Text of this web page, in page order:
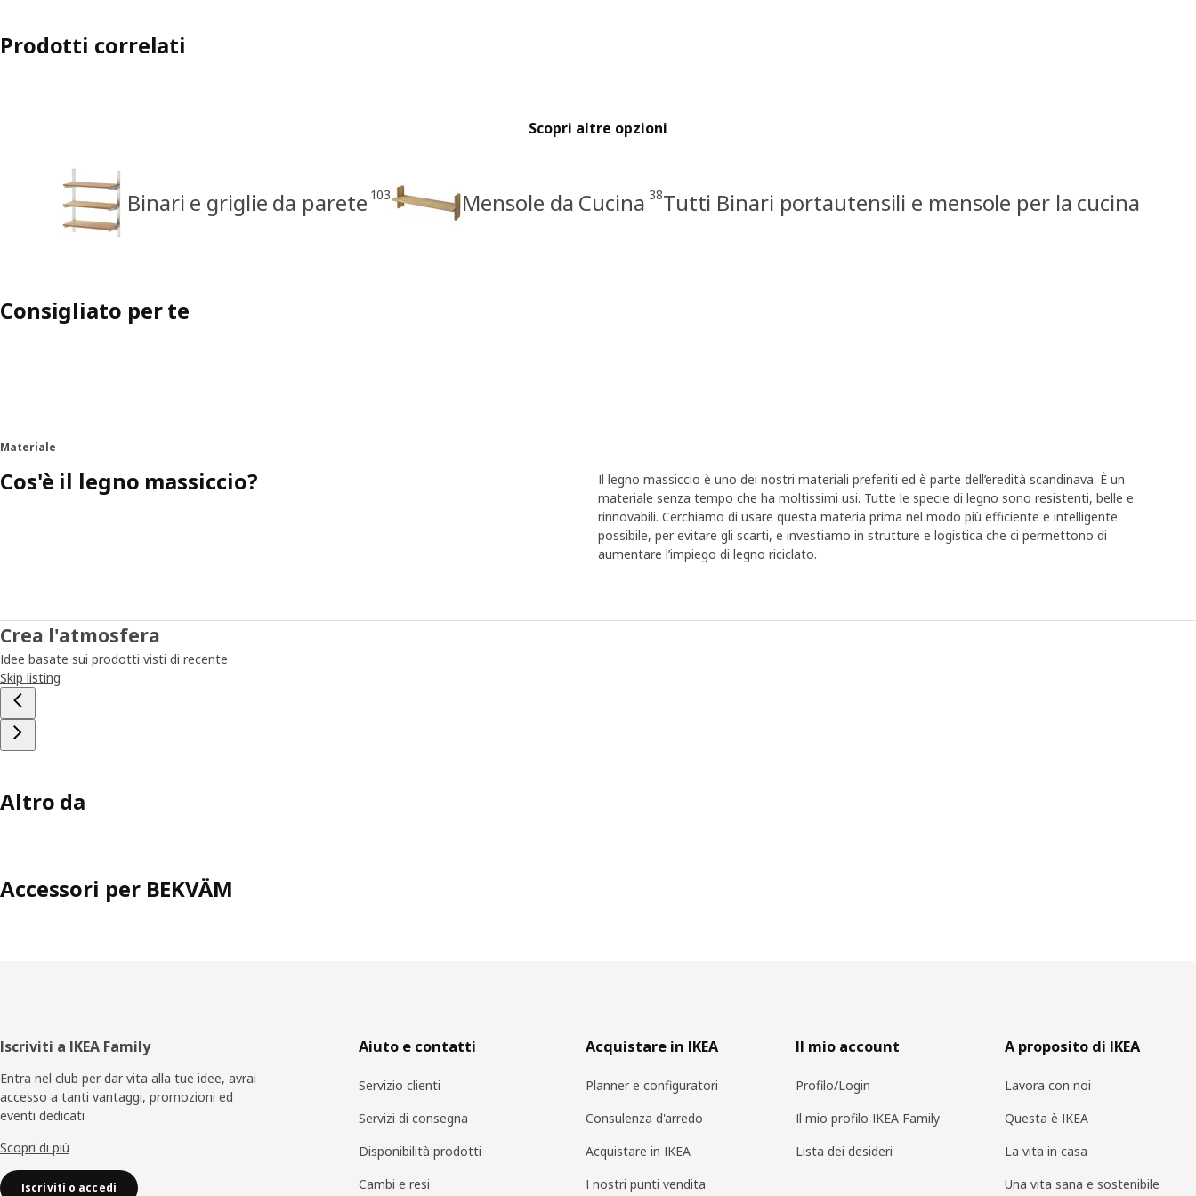
Prodotti correlati
Scopri altre opzioni
Binari e griglie da parete 103 Mensole da Cucina 38Tutti Binari portautensili e mensole per la cucina
Consigliato per te
Materiale
Cos'è il legno massiccio?
Il legno massiccio è uno dei nostri materiali preferiti ed è parte dell’eredità scandinava. È un
materiale senza tempo che ha moltissimi usi. Tutte le specie di legno sono resistenti, belle e
rinnovabili. Cerchiamo di usare questa materia prima nel modo più efficiente e intelligente
possibile, per evitare gli scarti, e investiamo in strutture e logistica che ci permettono di
aumentare l’impiego di legno riciclato.
Crea l'atmosfera
Idee basate sui prodotti visti di recente
Skip listing
Altro da
Accessori per BEKVÄM
Piè
di
pagina
Iscriviti a IKEA Family
Entra nel club per dar vita alla tue idee, avrai
accesso a tanti vantaggi, promozioni ed
eventi dedicati
Scopri di più
Iscriviti o accedi
Aiuto e contatti
Servizio clienti
Servizi di consegna
Disponibilità prodotti
Cambi e resi
Acquistare in IKEA
Planner e configuratori
Consulenza d'arredo
Acquistare in IKEA
I nostri punti vendita
Il mio account
Profilo/Login
Il mio profilo IKEA Family
Lista dei desideri
A proposito di IKEA
Lavora con noi
Questa è IKEA
La vita in casa
Una vita sana e sostenibile